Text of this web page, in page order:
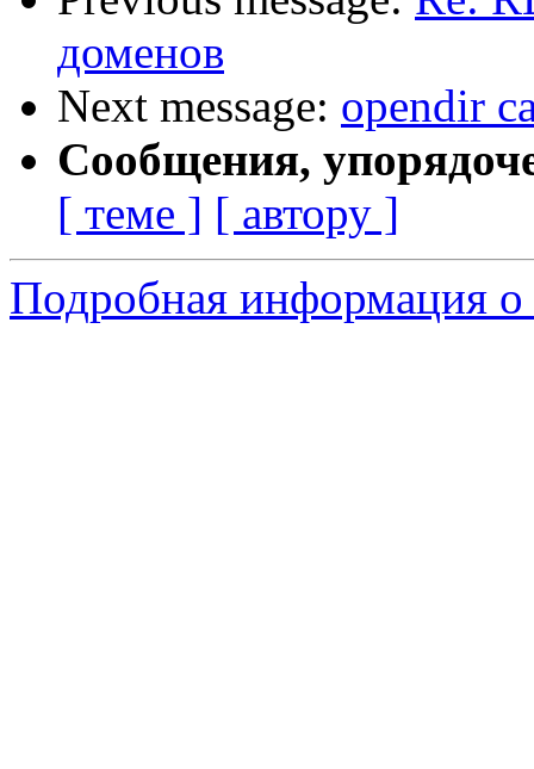
доменов
Next message: opendir
Сообщения,
[ теме ] [ автору ]
Подробная информация